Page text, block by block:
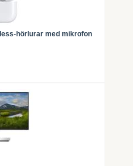
hörlurar med mikrofon